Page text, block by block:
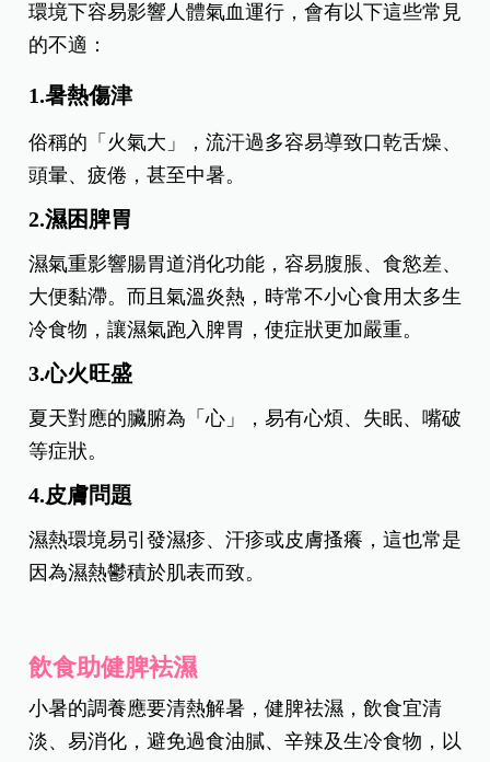
環境下容易影響人體氣血運行，會有以下這些常見
的不適：
1.暑熱傷津
俗稱的「火氣大」，流汗過多容易導致口乾舌燥、
頭暈、疲倦，甚至中暑。
2.濕困脾胃
濕氣重影響腸胃道消化功能，容易腹脹、食慾差、
大便黏滯。而且氣溫炎熱，時常不小心食用太多生
冷食物，讓濕氣跑入脾胃，使症狀更加嚴重。
3.心火旺盛
夏天對應的臟腑為「心」，易有心煩、失眠、嘴破
等症狀。
4.皮膚問題
濕熱環境易引發濕疹、汗疹或皮膚搔癢，這也常是
因為濕熱鬱積於肌表而致。
飲食助健脾袪濕
小暑的調養應要清熱解暑，健脾祛濕，飲食宜清
淡、易消化，避免過食油膩、辛辣及生冷食物，以